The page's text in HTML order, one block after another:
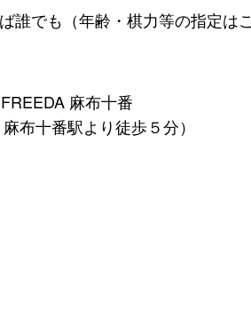
誰でも（年齢・棋力等の指定は
麻布十番
布十番駅より徒歩５分）